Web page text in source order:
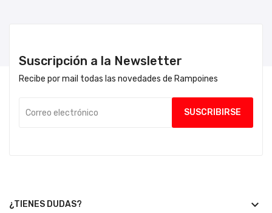
Suscripción a la Newsletter
Recibe por mail todas las novedades de Rampoines
¿TIENES DUDAS? keyboard_arrow_down